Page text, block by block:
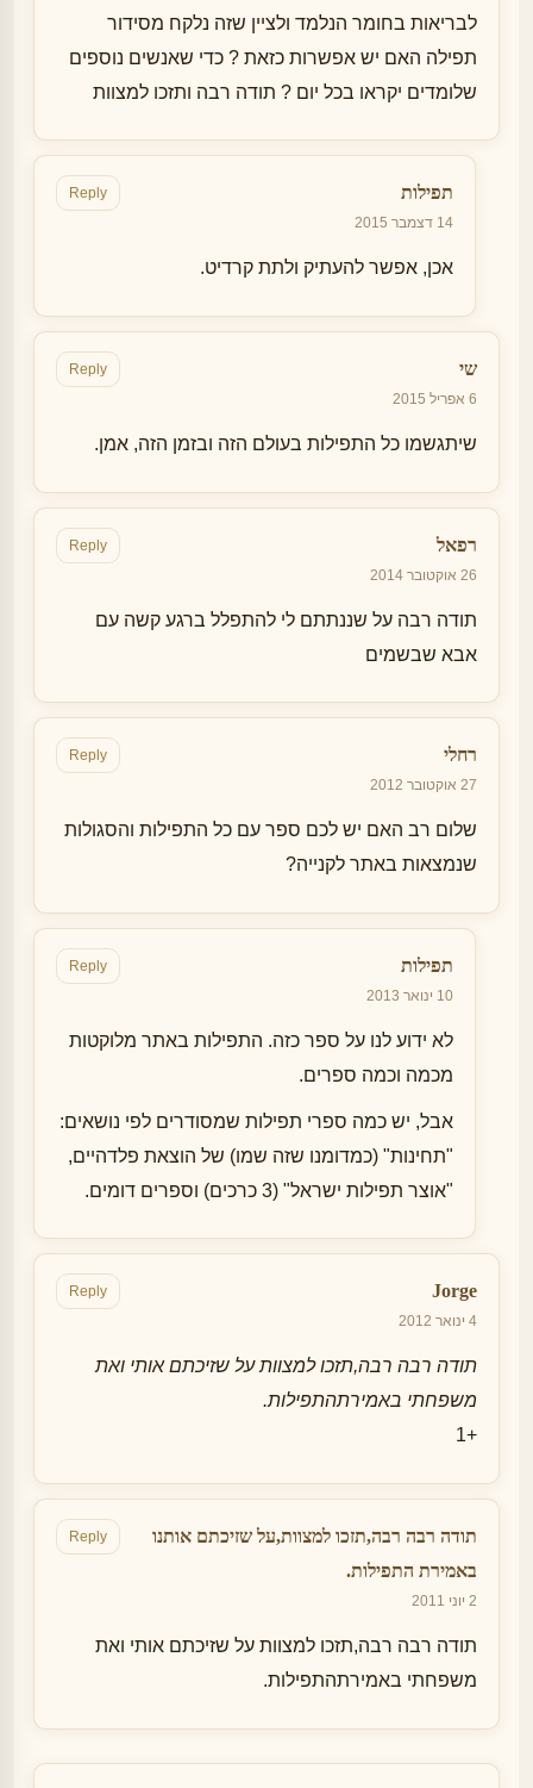
לבריאות בחומר הנלמד ולציין שזה נלקח מסידור
תפילה האם יש אפשרות כזאת ? כדי שאנשים נוספים
שלומדים יקראו בכל יום ? תודה רבה ותזכו למצוות
תפילות
14 דצמבר 2015
Reply
אכן, אפשר להעתיק ולתת קרדיט.
שי
6 אפריל 2015
Reply
שיתגשמו כל התפילות בעולם הזה ובזמן הזה, אמן.
רפאל
26 אוקטובר 2014
Reply
תודה רבה על שננתתם לי להתפלל ברגע קשה עם
אבא שבשמים
רחלי
27 אוקטובר 2012
Reply
שלום רב האם יש לכם ספר עם כל התפילות והסגולות
שנמצאות באתר לקנייה?
תפילות
10 ינואר 2013
Reply
לא ידוע לנו על ספר כזה. התפילות באתר מלוקטות
מכמה וכמה ספרים.
אבל, יש כמה ספרי תפילות שמסודרים לפי נושאים:
"תחינות" (כמדומנו שזה שמו) של הוצאת פלדהיים,
"אוצר תפילות ישראל" (3 כרכים) וספרים דומים.
Jorge
4 ינואר 2012
Reply
תודה רבה רבה,תזכו למצוות על שזיכתם אותי ואת
משפחתי באמירתהתפילות.
+1
תודה רבה רבה,תזכו למצוות,על שזיכתם אותנו
באמירת התפילות.
2 יוני 2011
Reply
תודה רבה רבה,תזכו למצוות על שזיכתם אותי ואת
משפחתי באמירתהתפילות.